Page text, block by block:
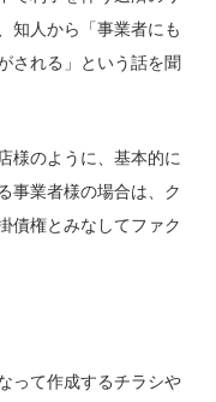
知人から 「事業者にも
される」という話を聞
様のように、基本的に
事業者様の場合は、ク
債権とみなしてファク
って作成するチラシや